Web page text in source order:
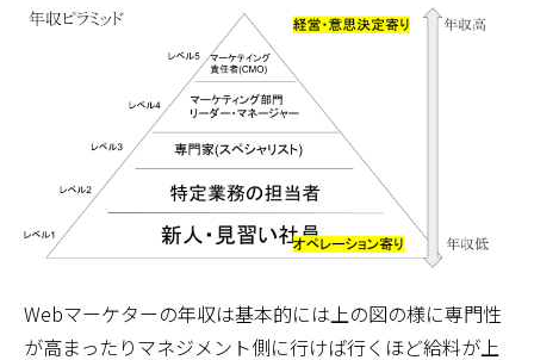
Webマーケターの年収は基本的には上の図の様に専門性
が高まったりマネジメント側に行けば行くほど給料が上